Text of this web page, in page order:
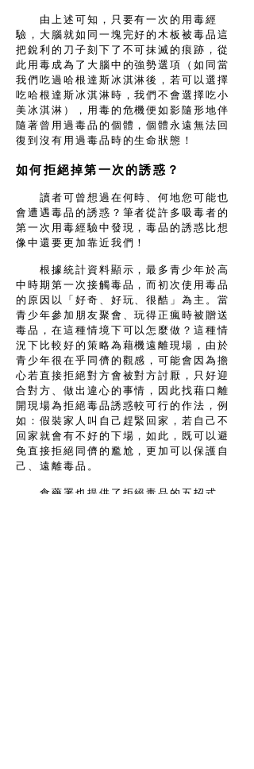
由上述可知，只要有一次的用毒經
驗，大腦就如同一塊完好的木板被毒品這
把銳利的刀子刻下了不可抹滅的痕跡，從
此用毒成為了大腦中的強勢選項（如同當
我們吃過哈根達斯冰淇淋後，若可以選擇
吃哈根達斯冰淇淋時，我們不會選擇吃小
美冰淇淋），用毒的危機便如影隨形地伴
隨著曾用過毒品的個體，個體永遠無法回
復到沒有用過毒品時的生命狀態！
如何拒絕掉第一次的誘惑？
讀者可曾想過在何時、何地您可能也
會遭遇毒品的誘惑？筆者從許多吸毒者的
第一次用毒經驗中發現，毒品的誘惑比想
像中還要更加靠近我們！
根據統計資料顯示，最多青少年於高
中時期第一次接觸毒品，而初次使用毒品
的原因以「好奇、好玩、很酷」為主。當
青少年參加朋友聚會、玩得正瘋時被贈送
毒品，在這種情境下可以怎麼做？這種情
況下比較好的策略為藉機遠離現場，由於
青少年很在乎同儕的觀感，可能會因為擔
心若直接拒絕對方會被對方討厭，只好迎
合對方、做出違心的事情，因此找藉口離
開現場為拒絕毒品誘惑較可行的作法，例
如：假裝家人叫自己趕緊回家，若自己不
回家就會有不好的下場，如此，既可以避
免直接拒絕同儕的尷尬，更加可以保護自
己、遠離毒品。
食藥署也提供了拒絕毒品的五招式，